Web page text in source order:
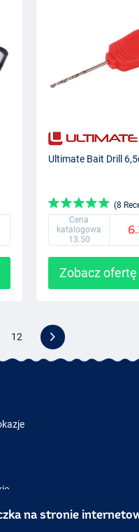
Ultimate Bait Drill
(8
Cena
katalogowa
13.50
Zobacz ofertę
12
niedostępny w
na stronie